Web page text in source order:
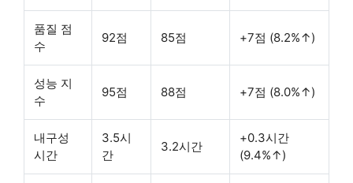
품질 점
수
92점 85점 +7점 (8.2%↑)
성능 지
수
95점 88점 +7점 (8.0%↑)
내구성
시간
3.5시
간
3.2시간
+0.3시간
(9.4%↑)